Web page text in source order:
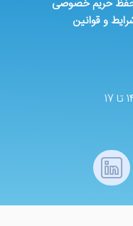
حریم خصوصی
و قوانین